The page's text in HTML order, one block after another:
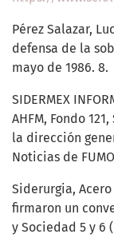
Pérez Salazar,
defensa de la
mayo de 1986. 8.
SIDERMEX
AHFM, Fondo
la dirección
Noticias de
Siderurgia, Acero
firmaron un
y Sociedad 5 y 6